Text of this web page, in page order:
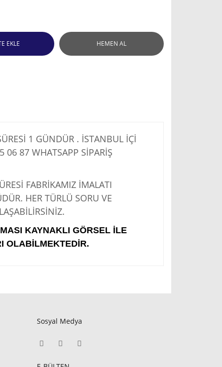
EKLE HEMEN AL
1 GÜNDÜR . İSTANBUL İÇİ
06 87 WHATSAPP SİPARİŞ
FABRİKAMIZ İMALATI
HER TÜRLÜ SORU VE
KAYNAKLI GÖRSEL İLE
OLABİLMEKTEDİR.
Sosyal Medya